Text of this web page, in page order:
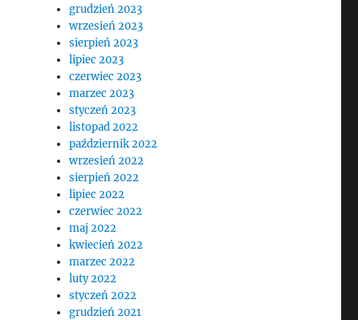
grudzień 2023
wrzesień 2023
sierpień 2023
lipiec 2023
czerwiec 2023
marzec 2023
styczeń 2023
listopad 2022
październik 2022
wrzesień 2022
sierpień 2022
lipiec 2022
czerwiec 2022
maj 2022
kwiecień 2022
marzec 2022
luty 2022
styczeń 2022
grudzień 2021